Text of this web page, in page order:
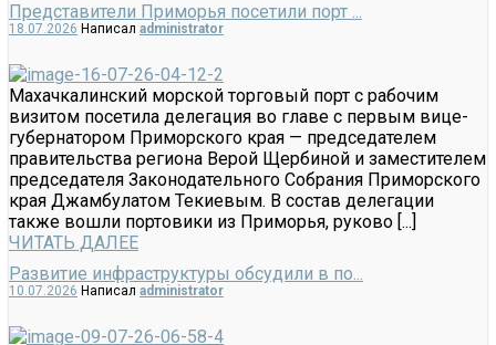
Представители Приморья посетили порт ...
18.07.2026 Написал administrator
Махачкалинский морской торговый порт с рабочим
визитом посетила делегация во главе с первым вице-
губернатором Приморского края — председателем
правительства региона Верой Щербиной и заместителем
председателя Законодательного Собрания Приморского
края Джамбулатом Текиевым. В состав делегации
также вошли портовики из Приморья, руково [...]
ЧИТАТЬ ДАЛЕЕ
Развитие инфраструктуры обсудили в по...
10.07.2026 Написал administrator